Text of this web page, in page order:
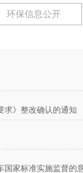
环保信息公开
求》整改确认的通知
国家标准实施监督的